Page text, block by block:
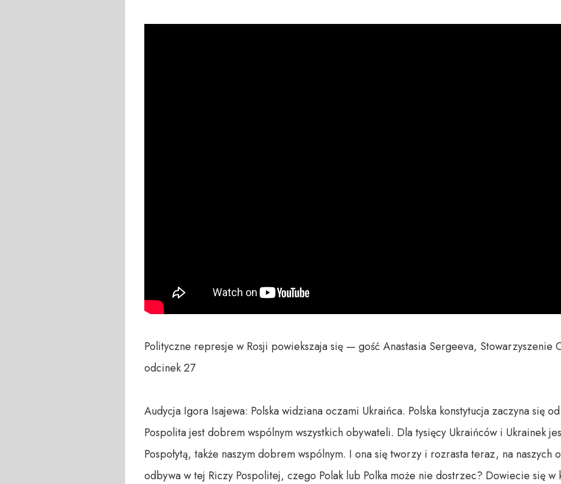
Polityczne represje w Rosji powiekszaja się — gość Anastasia Sergeeva, Stowarzyszenie
odcinek 27
Audycja Igora Isajewa: Polska widziana oczami Ukraińca. Polska konstytucja zaczyna się od
Pospolita jest dobrem wspólnym wszystkich obywateli. Dla tysięcy Ukraińców i Ukrainek
Pospołytą, także naszym dobrem wspólnym. I ona się tworzy i rozrasta teraz, na naszych
odbywa w tej Riczy Pospolitej, czego Polak lub Polka może nie dostrzec? Dowiecie się w